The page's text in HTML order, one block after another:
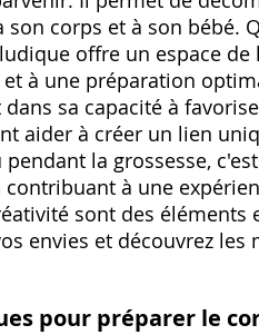
son corps et à son bébé.
offre un espace
à une préparation
sa capacité à
aider à créer un lien
pendant la grossesse,
contribuant à une
sont des éléments
envies et découvrez
pour préparer le